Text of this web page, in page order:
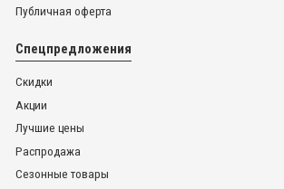
Публичная оферта
Спецпредложения
Скидки
Акции
Лучшие цены
Распродажа
Сезонные товары